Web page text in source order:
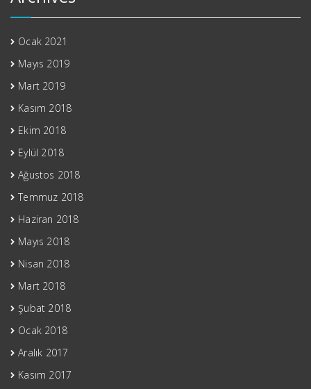
Ocak 2021
Mayıs 2019
Mart 2019
Kasım 2018
Ekim 2018
Eylül 2018
Ağustos 2018
Temmuz 2018
Haziran 2018
Mayıs 2018
Nisan 2018
Mart 2018
Şubat 2018
Ocak 2018
Aralık 2017
Kasım 2017